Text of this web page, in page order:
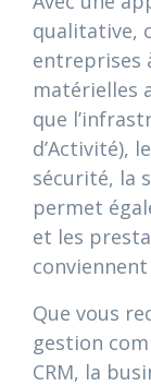
qualitative,
entreprises
matérielles
que
d’Activité),
sécurité, la
permet
et les
Que vous
gestion
CRM, la